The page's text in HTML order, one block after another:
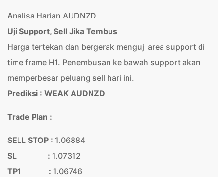
Analisa Harian AUDNZD
Uji Support, Sell Jika Tembus
Harga tertekan dan bergerak menguji area support di
time frame H1. Penembusan ke bawah support akan
memperbesar peluang sell hari ini.
Prediksi : WEAK AUDNZD
Trade Plan :
SELL STOP : 1.06884
SL : 1.07312
TP1 : 1.06746